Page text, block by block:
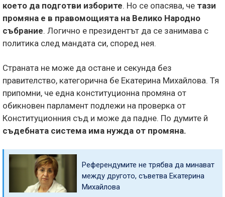
което да подготви изборите. Но се опасява, че тази
промяна е в правомощията на Велико Народно
събрание. Логично е президентът да се занимава с
политика след мандата си, според нея.
Страната не може да остане и секунда без
правителство, категорична бе Екатерина Михайлова. Тя
припомни, че една конституционна промяна от
обикновен парламент подлежи на проверка от
Конституционния съд и може да падне. По думите й
съдебната система има нужда от промяна.
Референдумите не трябва да минават
между другото, съветва Екатерина
Михайлова